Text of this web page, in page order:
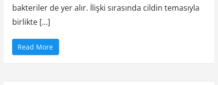
bakteriler de yer alır. İlişki sırasında cildin temasıyla
birlikte […]
Read More“
I